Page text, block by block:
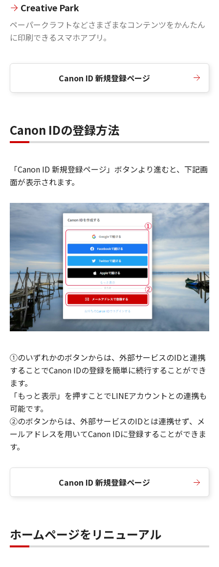
Creative Park
ペーパークラフトなどさまざまなコンテンツをかんたん
に印刷できるスマホアプリ。
Canon ID 新規登録ページ
Canon IDの登録方法
「Canon ID 新規登録ページ」ボタンより進むと、下記画
面が表示されます。
①のいずれかのボタンからは、外部サービスのIDと連携
することでCanon IDの登録を簡単に続行することができ
ます。
「もっと表示」を押すことでLINEアカウントとの連携も
可能です。
②のボタンからは、外部サービスのIDとは連携せず、メ
ールアドレスを用いてCanon IDに登録することができま
す。
Canon ID 新規登録ページ
ホームページをリニューアル